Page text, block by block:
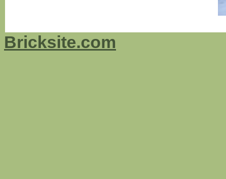
Bricksite.com